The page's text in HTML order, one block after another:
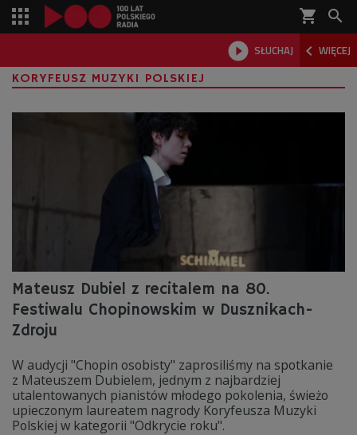
shopping_cart 
 SŁUCHAJ  WIĘCEJ

KORYFEUSZ MUZYKI POLSKIEJ
Mateusz Dubiel z recitalem na 80.
Festiwalu Chopinowskim w Dusznikach-
Zdroju
W audycji "Chopin osobisty" zaprosiliśmy na spotkanie
z Mateuszem Dubielem, jednym z najbardziej
utalentowanych pianistów młodego pokolenia, świeżo
upieczonym laureatem nagrody Koryfeusza Muzyki
Polskiej w kategorii "Odkrycie roku".